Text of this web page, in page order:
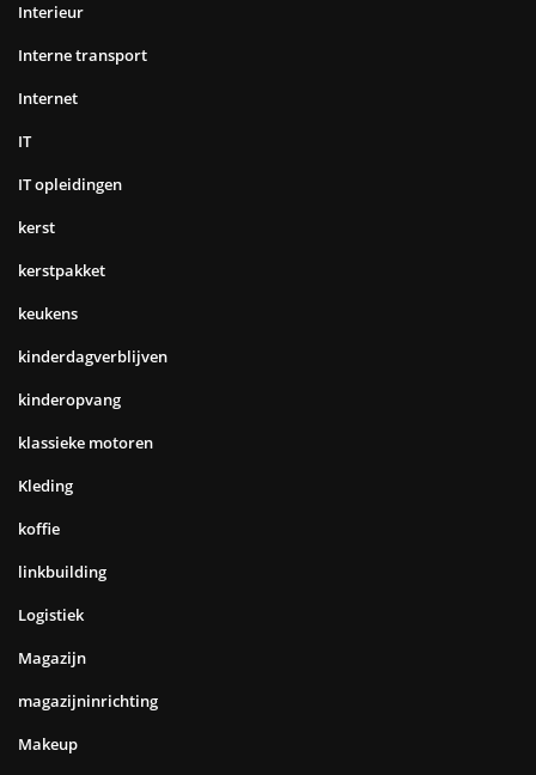
Interieur
Interne transport
Internet
IT
IT opleidingen
kerst
kerstpakket
keukens
kinderdagverblijven
kinderopvang
klassieke motoren
Kleding
koffie
linkbuilding
Logistiek
Magazijn
magazijninrichting
Makeup